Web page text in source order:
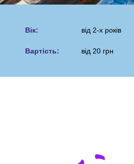
Вік: від 2-х років
Вартість: від 20 грн